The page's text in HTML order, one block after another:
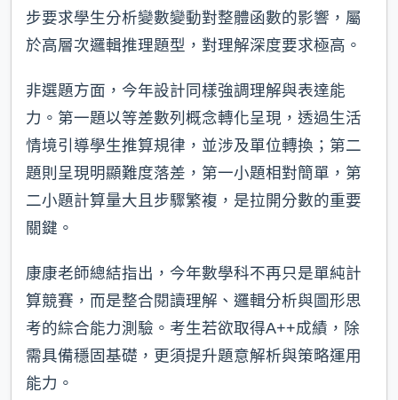
步要求學生分析變數變動對整體函數的影響，屬
於高層次邏輯推理題型，對理解深度要求極高。
非選題方面，今年設計同樣強調理解與表達能
力。第一題以等差數列概念轉化呈現，透過生活
情境引導學生推算規律，並涉及單位轉換；第二
題則呈現明顯難度落差，第一小題相對簡單，第
二小題計算量大且步驟繁複，是拉開分數的重要
關鍵。
康康老師總結指出，今年數學科不再只是單純計
算競賽，而是整合閱讀理解、邏輯分析與圖形思
考的綜合能力測驗。考生若欲取得A++成績，除
需具備穩固基礎，更須提升題意解析與策略運用
能力。